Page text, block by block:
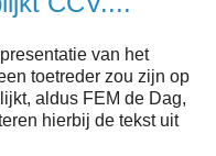
van het
toetreder zou zijn op
aldus FEM de Dag,
hierbij de tekst uit